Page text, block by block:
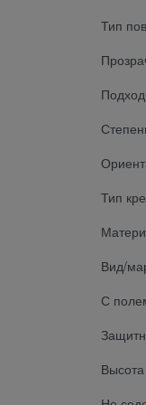
Тип
Тип
Вид/
С